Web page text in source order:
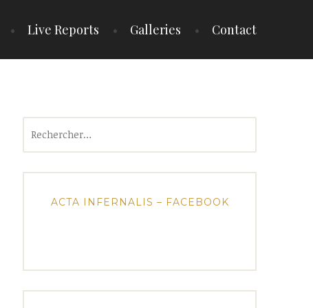
Live Reports Galleries Contact
ACTA INFERNALIS – FACEBOOK